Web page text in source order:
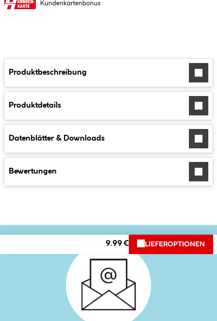
Kundenkartenbonus
Produktbeschreibung
Produktdetails
Datenblätter & Downloads
Bewertungen
9.99 € LIEFEROPTIONEN